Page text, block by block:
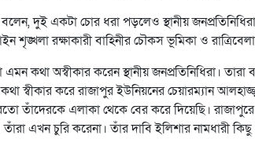
দুই একটা চোর ধরা পড়লেও স্থানীয়
শৃঙ্খলা রক্ষাকারী বাহিনীর চৌকস ভূমিকা ও
কথা অস্বীকার করেন স্থানীয় জনপ্রতিনিধিরা।
স্বীকার করে রাজাপুর ইউনিয়নের চেয়ারম্যান
তাঁদেরকে এলাকা থেকে বের করে দিয়েছি।
তাঁরা এখন চুরি করেনা। তাঁর দাবি ইলিশার নামধারী